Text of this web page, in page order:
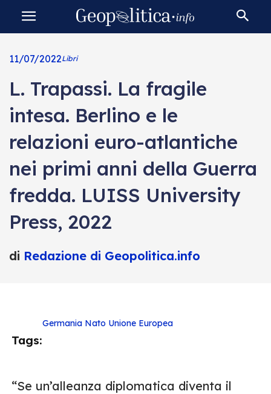
11/07/2022Libri
L. Trapassi. La fragile
intesa. Berlino e le
relazioni euro-atlantiche
nei primi anni della Guerra
fredda. LUISS University
Press, 2022
di Redazione di Geopolitica.info
Tags:
Germania Nato Unione Europea
“Se un’alleanza diplomatica diventa il